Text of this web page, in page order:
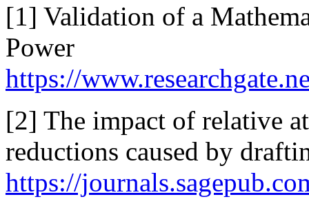
[1] Validation of a
Power
https://
[2] The impact of relative
reductions caused by
https://